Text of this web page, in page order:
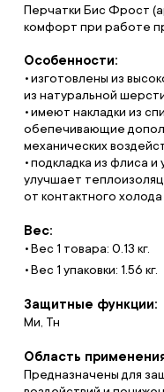
Перчатки Бис Фрост
комфорт при работе
Особенности:
изготовлены из
из натуральной
имеют накладки из
обепечивающие
механических
подкладка из флиса и
улучшает
от контактного холода
Вес:
Вес 1 товара: 0.13 кг.
Вес 1 упаковки: 1.56 кг.
Защитные функции:
Ми, Тн
Область
Предназначены для